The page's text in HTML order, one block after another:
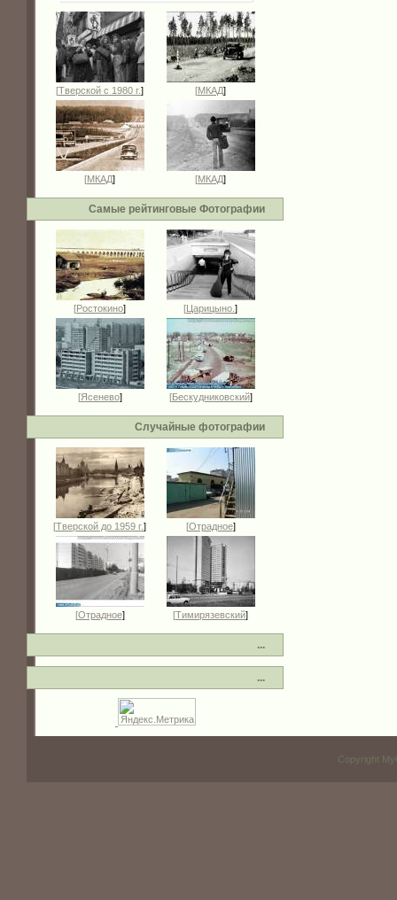
[Тверской с 1980 г.] [МКАД]
[МКАД] [МКАД]
Самые рейтинговые Фотографии
[Ростокино] [ Царицыно. ]
[Ясенево] [Бескудниковский]
Случайные фотографии
[Тверской до 1959 г.] [Отрадное]
[Отрадное] [Тимирязевский]
...
...
Copyright